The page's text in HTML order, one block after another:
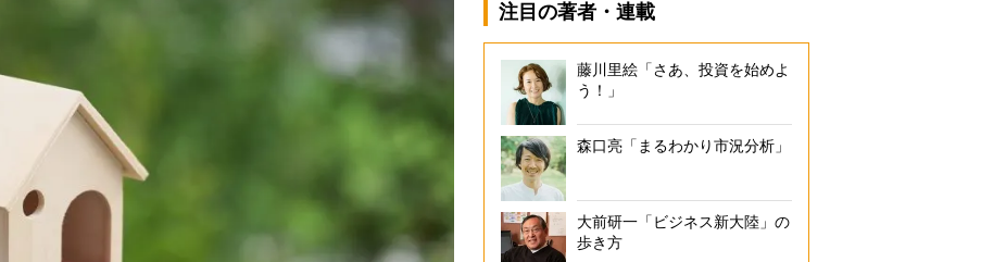
注目の著者・連載
藤川里絵「さあ、投資を始めよ
う！」
森口亮「まるわかり市況分析」
大前研一「ビジネス新大陸」の
歩き方